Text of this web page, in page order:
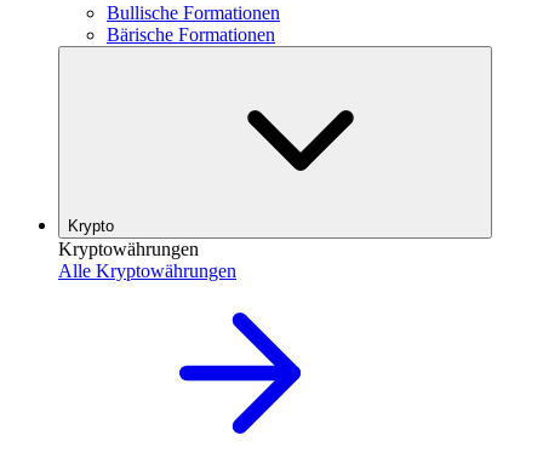
Bullische Formationen
Bärische Formationen
Krypto
Kryptowährungen
Alle Kryptowährungen